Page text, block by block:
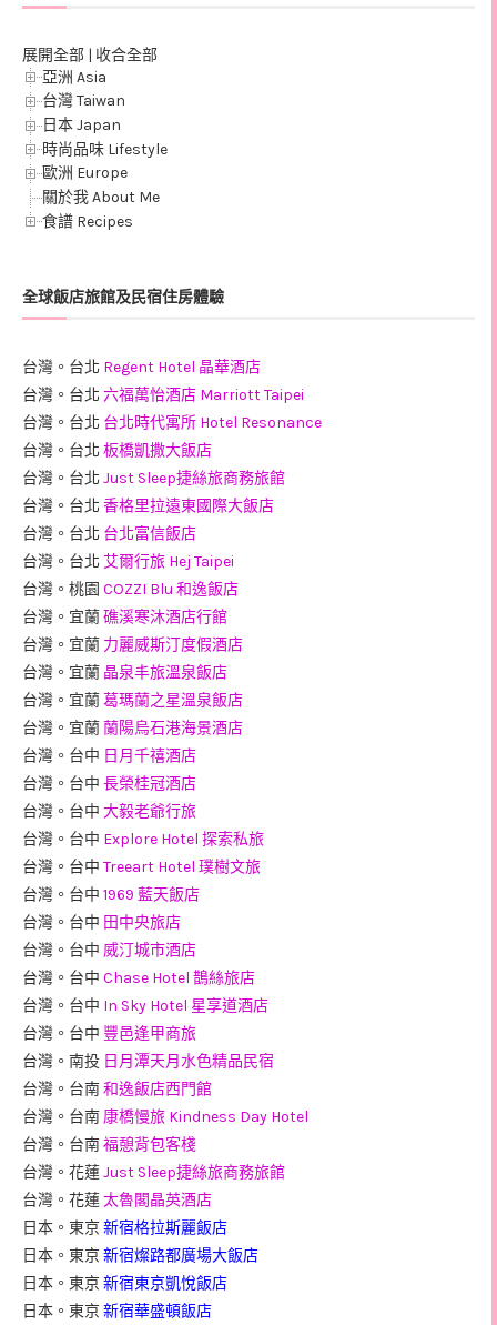
展開全部 | 收合全部
亞洲 Asia
台灣 Taiwan
日本 Japan
時尚品味 Lifestyle
歐洲 Europe
關於我 About Me
食譜 Recipes
全球飯店旅館及民宿住房體驗
台灣。台北 Regent Hotel 晶華酒店
台灣。台北 六福萬怡酒店 Marriott Taipei
台灣。台北 台北時代寓所 Hotel Resonance
台灣。台北 板橋凱撒大飯店
台灣。台北 Just Sleep捷絲旅商務旅館
台灣。台北 香格里拉遠東國際大飯店
台灣。台北 台北富信飯店
台灣。台北 艾爾行旅 Hej Taipei
台灣。桃園 COZZI Blu 和逸飯店
台灣。宜蘭礁溪寒沐酒店行館
台灣。宜蘭 力麗威斯汀度假酒店
台灣。宜蘭 晶泉丰旅溫泉飯店
台灣。宜蘭葛瑪蘭之星溫泉飯店
台灣。宜蘭蘭陽烏石港海景酒店
台灣。台中 日月千禧酒店
台灣。台中 長榮桂冠酒店
台灣。台中 大毅老爺行旅
台灣。台中 Explore Hotel 探索私旅
台灣。台中 Treeart Hotel 璞樹文旅
台灣。台中 1969 藍天飯店
台灣。台中 田中央旅店
台灣。台中 威汀城市酒店
台灣。台中 Chase Hotel 鵲絲旅店
台灣。台中 In Sky Hotel 星享道酒店
台灣。台中 豐邑逢甲商旅
台灣。南投 日月潭天月水色精品民宿
台灣。台南和逸飯店西門館
台灣。台南 康橋慢旅 Kindness Day Hotel
台灣。台南福憩背包客棧
台灣。花蓮Just Sleep捷絲旅商務旅館
台灣。花蓮太魯閣晶英酒店
日本。東京新宿格拉斯麗飯店
日本。東京新宿燦路都廣場大飯店
日本。東京新宿東京凱悅飯店
日本。東京新宿華盛頓飯店